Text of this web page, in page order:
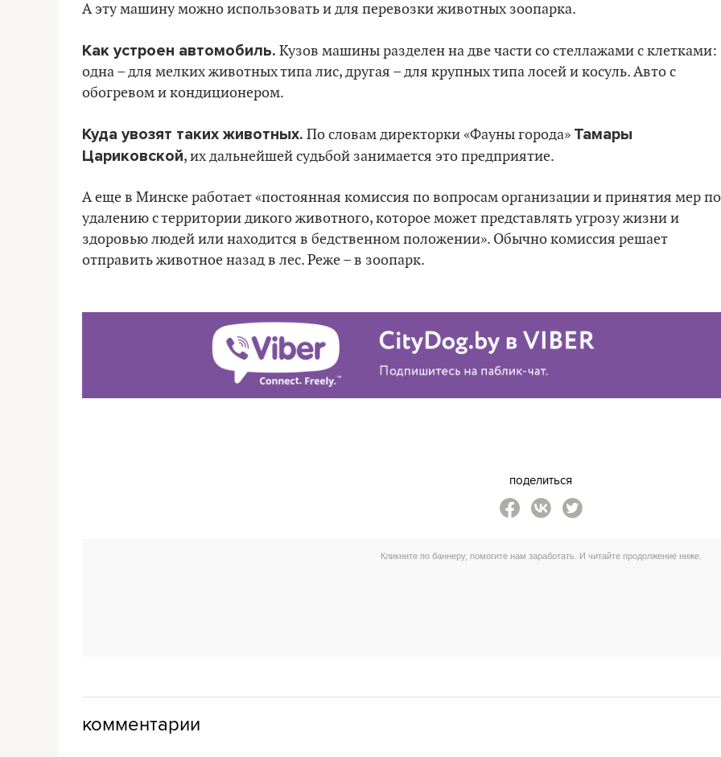
А эту машину можно использовать и для перевозки животных зоопарка.
Как устроен автомобиль. Кузов машины разделен на две части со стеллажами с клетками:
одна – для мелких животных типа лис, другая – для крупных типа лосей и косуль. Авто с
обогревом и кондиционером.
Куда увозят таких животных. По словам директорки «Фауны города» Тамары
Цариковской, их дальнейшей судьбой занимается это предприятие.
А еще в Минске работает «постоянная комиссия по вопросам организации и принятия мер по
удалению с территории дикого животного, которое может представлять угрозу жизни и
здоровью людей или находится в бедственном положении». Обычно комиссия решает
отправить животное назад в лес. Реже – в зоопарк.
поделиться
комментарии